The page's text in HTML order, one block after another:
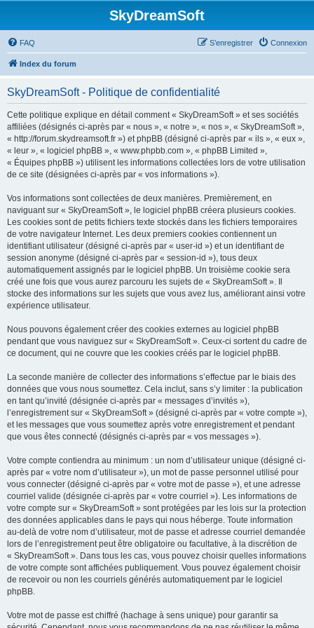
SkyDreamSoft
FAQ Connexion
S’enregistrer
Index du forum
SkyDreamSoft - Politique de confidentialité
Cette politique explique en détail comment « SkyDreamSoft » et ses sociétés
affiliées (désignés ci-après par « nous », « notre », « nos », « SkyDreamSoft »,
« http://forum.skydreamsoft.fr ») et phpBB (désigné ci-après par « ils », « eux »,
« leur », « logiciel phpBB », « www.phpbb.com », « phpBB Limited »,
« Équipes phpBB ») utilisent les informations collectées lors de votre utilisation
de ce site (désignées ci-après par « vos informations »).
Vos informations sont collectées de deux manières. Premièrement, en
naviguant sur « SkyDreamSoft », le logiciel phpBB créera plusieurs cookies.
Les cookies sont de petits fichiers texte stockés dans les fichiers temporaires
de votre navigateur Internet. Les deux premiers cookies contiennent un
identifiant utilisateur (désigné ci-après par « user-id ») et un identifiant de
session anonyme (désigné ci-après par « session-id »), tous deux
automatiquement assignés par le logiciel phpBB. Un troisième cookie sera
créé une fois que vous aurez parcouru les sujets de « SkyDreamSoft ». Il
stocke des informations sur les sujets que vous avez lus, améliorant ainsi votre
expérience utilisateur.
Nous pouvons également créer des cookies externes au logiciel phpBB
pendant que vous naviguez sur « SkyDreamSoft ». Ceux-ci sortent du cadre de
ce document, qui ne couvre que les cookies créés par le logiciel phpBB.
La seconde manière de collecter des informations s’effectue par le biais des
données que vous nous soumettez. Cela inclut, sans s’y limiter : la publication
en tant qu’invité (désignée ci-après par « messages d’invités »),
l’enregistrement sur « SkyDreamSoft » (désigné ci-après par « votre compte »),
et les messages que vous soumettez après votre enregistrement et pendant
que vous êtes connecté (désignés ci-après par « vos messages »).
Votre compte contiendra au minimum : un nom d’utilisateur unique (désigné ci-
après par « votre nom d’utilisateur »), un mot de passe personnel utilisé pour
vous connecter (désigné ci-après par « votre mot de passe »), et une adresse
courriel valide (désignée ci-après par « votre courriel »). Les informations de
votre compte sur « SkyDreamSoft » sont protégées par les lois sur la protection
des données applicables dans le pays qui nous héberge. Toute information
au-delà de votre nom d’utilisateur, mot de passe et adresse courriel demandée
lors de l’enregistrement peut être obligatoire ou facultative, à la discrétion de
« SkyDreamSoft ». Dans tous les cas, vous pouvez choisir quelles informations
de votre compte sont affichées publiquement. Vous pouvez également choisir
de recevoir ou non les courriels générés automatiquement par le logiciel
phpBB.
Votre mot de passe est chiffré (hachage à sens unique) pour garantir sa